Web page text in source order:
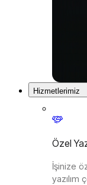
Hizmetlerimiz
Özel
İşinize
yazılım